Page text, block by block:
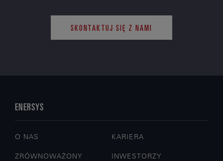
SKONTAKTUJ SIĘ Z NAMI
ENERSYS
O NAS KARIERA
ZRÓWNOWAŻONY
INWESTORZY